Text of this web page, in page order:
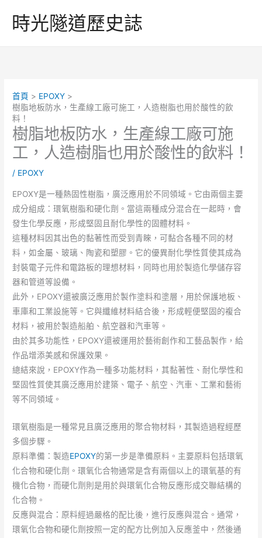
時光隧道歷史誌
首頁
EPOXY
樹脂地板防水，生產線工廠可施工，人造樹脂也用於酸性的飲
料！
樹脂地板防水，生產線工廠可施
工，人造樹脂也用於酸性的飲料！
/ EPOXY
EPOXY是一種熱固性樹脂，廣泛應用於不同領域。它由兩個主要
成分組成：環氧樹脂和硬化劑。當這兩種成分混合在一起時，會
發生化學反應，形成堅固且耐化學性的固體材料。
這種材料因其出色的黏著性而受到青睞，可黏合各種不同的材
料，如金屬、玻璃、陶瓷和塑膠。它的優異耐化學性質使其成為
封裝電子元件和電路板的理想材料，同時也用於製造化學儲存容
器和管道等設備。
此外，EPOXY還被廣泛應用於製作塗料和塗層，用於保護地板、
車庫和工業設施等。它與纖維材料結合後，形成輕便堅固的複合
材料，被用於製造船舶、航空器和汽車等。
由於其多功能性，EPOXY還被運用於藝術創作和工藝品製作，給
作品增添美感和保護效果。
總結來說，EPOXY作為一種多功能材料，其黏著性、耐化學性和
堅固性質使其廣泛應用於建築、電子、航空、汽車、工業和藝術
等不同領域。
環氧樹脂是一種常見且廣泛應用的聚合物材料，其製造過程經歷
多個步驟。
原料準備：製造EPOXY的第一步是準備原料。主要原料包括環氧
化合物和硬化劑。環氧化合物通常是含有兩個以上的環氧基的有
機化合物，而硬化劑則是用於與環氧化合物反應形成交聯結構的
化合物。
反應與混合：原料經過嚴格的配比後，進行反應與混合。通常，
環氧化合物和硬化劑按照一定的配方比例加入反應釜中，然後通